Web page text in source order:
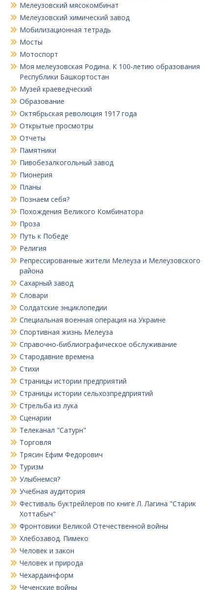
Мелеузовский мясокомбинат
Мелеузовский химический завод
Мобилизационная тетрадь
Мосты
Мотоспорт
Моя мелеузовская Родина. К 100-летию образования
Республики Башкортостан
Музей краеведческий
Образование
Октябрьская революция 1917 года
Открытые просмотры
Отчеты
Памятники
Пивобезалкогольный завод
Пионерия
Планы
Познаем себя?
Похождения Великого Комбинатора
Проза
Путь к Победе
Религия
Репрессированные жители Мелеуза и Мелеузовского
района
Сахарный завод
Словари
Солдатские энциклопедии
Специальная военная операция на Украине
Спортивная жизнь Мелеуза
Справочно-библиографическое обслуживание
Стародавние времена
Стихи
Страницы истории предприятий
Страницы истории сельхозпредприятий
Стрельба из лука
Сценарии
Телеканал "Сатурн"
Торговля
Трясин Ефим Федорович
Туризм
Улыбнемся?
Учебная аудитория
Фестиваль буктрейлеров по книге Л. Лагина "Старик
Хоттабыч"
Фронтовики Великой Отечественной войны
Хлебозавод. Пимеко
Человек и закон
Человек и природа
Чехардаинформ
Чеченские войны